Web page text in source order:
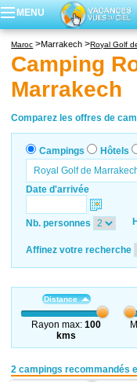
MENU
Maroc Marrakech Royal Golf
Camping
Marrakech
Comparez les offres de
Campings Hôtels
Date d'arrivée
Nb. personnes
Affinez votre recherche
Distance
Rayon max:100
kms
2 campings recommandés